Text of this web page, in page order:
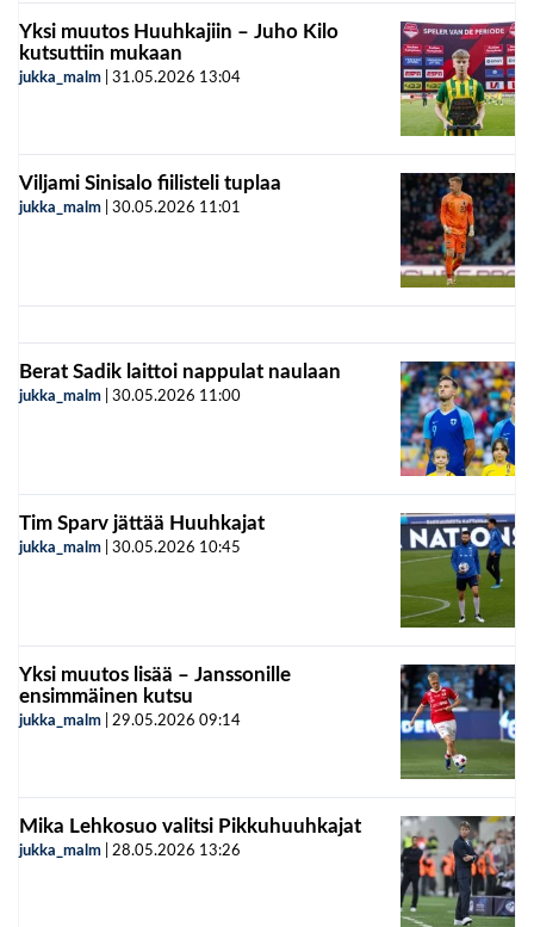
Yksi muutos Huuhkajiin – Juho Kilo
kutsuttiin mukaan
jukka_malm 31.05.2026 13:04
Viljami Sinisalo fiilisteli tuplaa
jukka_malm 30.05.2026 11:01
Berat Sadik laittoi nappulat naulaan
jukka_malm 30.05.2026 11:00
Tim Sparv jättää Huuhkajat
jukka_malm 30.05.2026 10:45
Yksi muutos lisää – Janssonille
ensimmäinen kutsu
jukka_malm 29.05.2026 09:14
Mika Lehkosuo valitsi Pikkuhuuhkajat
jukka_malm 28.05.2026 13:26